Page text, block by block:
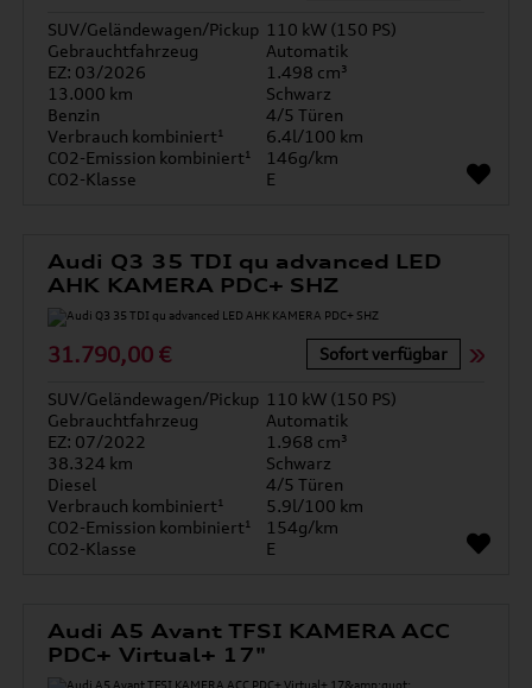
SUV/Geländewagen/Pickup 110 kW (150 PS)
Gebrauchtfahrzeug
Automatik
EZ: 03/2026
1.498 cm³
13.000 km
Schwarz
Benzin
4/5 Türen
Verbrauch kombiniert¹
6.4l/100 km
CO2-Emission kombiniert¹
146g/km
CO2-Klasse
E
Audi Q3 35 TDI qu advanced LED
AHK KAMERA PDC+ SHZ
31.790,00 € Sofort verfügbar
SUV/Geländewagen/Pickup 110 kW (150 PS)
Gebrauchtfahrzeug
Automatik
EZ: 07/2022
1.968 cm³
38.324 km
Schwarz
Diesel
4/5 Türen
Verbrauch kombiniert¹
5.9l/100 km
CO2-Emission kombiniert¹
154g/km
CO2-Klasse
E
Audi A5 Avant TFSI KAMERA ACC
PDC+ Virtual+ 17"